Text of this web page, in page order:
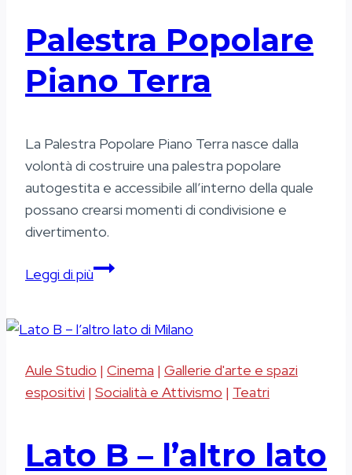
Palestra Popolare
Piano Terra
La Palestra Popolare Piano Terra nasce dalla
volontà di costruire una palestra popolare
autogestita e accessibile all’interno della quale
possano crearsi momenti di condivisione e
divertimento.
Leggi di piùPalestra
Terra
Aule Studio | Cinema | Gallerie d'arte e spazi
espositivi | Socialità e Attivismo | Teatri
Lato B – l’altro lato